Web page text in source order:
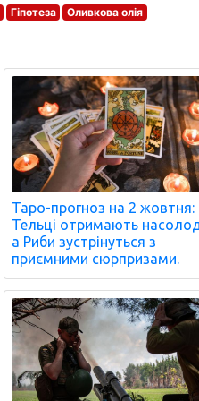
Гіпотеза Оливкова олія
Таро-прогноз на 2 жовтня:
Тельці отримають
а Риби зустрінуться з
приємними сюрпризами.